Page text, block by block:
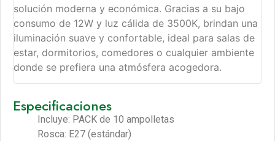
solución moderna y económica. Gracias a su bajo
consumo de 12W y luz cálida de 3500K, brindan una
iluminación suave y confortable, ideal para salas de
estar, dormitorios, comedores o cualquier ambiente
donde se prefiera una atmósfera acogedora.
Especificaciones
Incluye: PACK de 10 ampolletas
Rosca: E27 (estándar)